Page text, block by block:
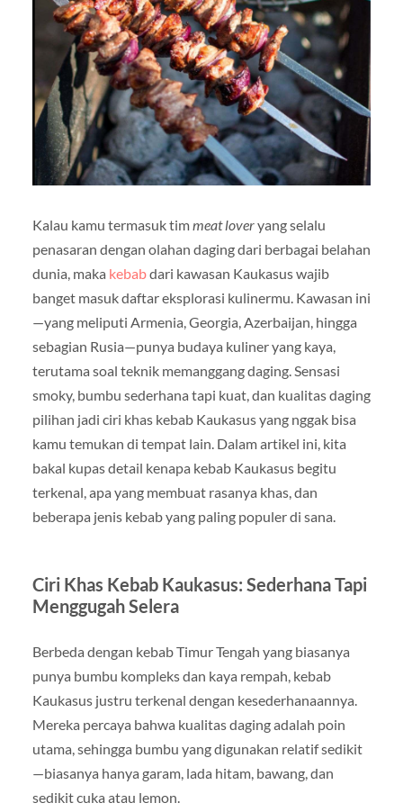
Kalau kamu termasuk tim meat loveryang selalu
penasaran dengan olahan daging dari berbagai belahan
dunia, maka kebabdari kawasan Kaukasus wajib
banget masuk daftar eksplorasi kulinermu. Kawasan ini
—yang meliputi Armenia, Georgia, Azerbaijan, hingga
sebagian Rusia—punya budaya kuliner yang kaya,
terutama soal teknik memanggang daging. Sensasi
smoky, bumbu sederhana tapi kuat, dan kualitas daging
pilihan jadi ciri khas kebab Kaukasus yang nggak bisa
kamu temukan di tempat lain. Dalam artikel ini, kita
bakal kupas detail kenapa kebab Kaukasus begitu
terkenal, apa yang membuat rasanya khas, dan
beberapa jenis kebab yang paling populer di sana.
Ciri Khas Kebab Kaukasus: Sederhana Tapi
Menggugah Selera
Berbeda dengan kebab Timur Tengah yang biasanya
punya bumbu kompleks dan kaya rempah, kebab
Kaukasus justru terkenal dengan kesederhanaannya.
Mereka percaya bahwa kualitas daging adalah poin
utama, sehingga bumbu yang digunakan relatif sedikit
—biasanya hanya garam, lada hitam, bawang, dan
sedikit cuka atau lemon.